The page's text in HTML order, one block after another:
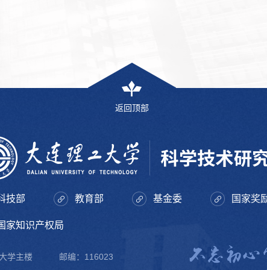
返回顶部
技部 教育部 基金委 国家奖
家知识产权局
学主楼 邮编：116023